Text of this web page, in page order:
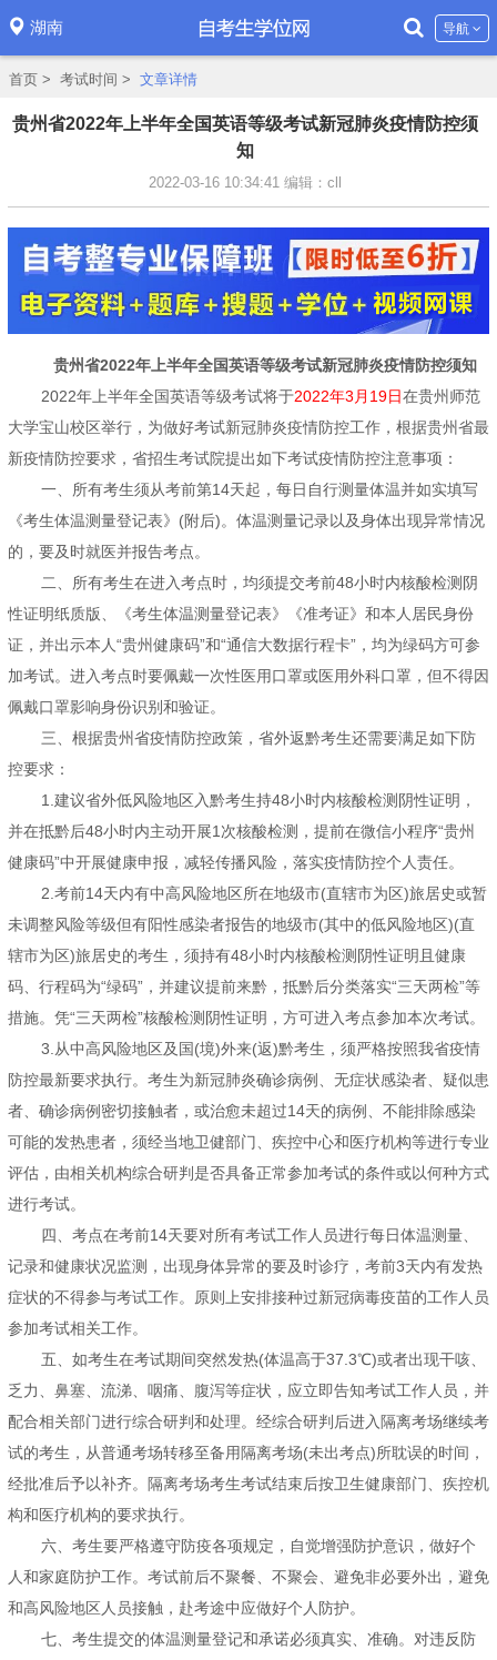
湖南 导航
首页 > 考试时间 > 文章详情
贵州省2022年上半年全国英语等级考试新冠肺炎疫情防控须
知
2022-03-16 10:34:41 编辑：cll
贵州省2022年上半年全国英语等级考试新冠肺炎疫情防控须知
2022年上半年全国英语等级考试将于2022年3月19日在贵州师范
大学宝山校区举行，为做好考试新冠肺炎疫情防控工作，根据贵州省最
新疫情防控要求，省招生考试院提出如下考试疫情防控注意事项：
一、所有考生须从考前第14天起，每日自行测量体温并如实填写
《考生体温测量登记表》(附后)。体温测量记录以及身体出现异常情况
的，要及时就医并报告考点。
二、所有考生在进入考点时，均须提交考前48小时内核酸检测阴
性证明纸质版、《考生体温测量登记表》《准考证》和本人居民身份
证，并出示本人“贵州健康码”和“通信大数据行程卡”，均为绿码方可参
加考试。进入考点时要佩戴一次性医用口罩或医用外科口罩，但不得因
佩戴口罩影响身份识别和验证。
三、根据贵州省疫情防控政策，省外返黔考生还需要满足如下防
控要求：
1.建议省外低风险地区入黔考生持48小时内核酸检测阴性证明，
并在抵黔后48小时内主动开展1次核酸检测，提前在微信小程序“贵州
健康码”中开展健康申报，减轻传播风险，落实疫情防控个人责任。
2.考前14天内有中高风险地区所在地级市(直辖市为区)旅居史或暂
未调整风险等级但有阳性感染者报告的地级市(其中的低风险地区)(直
辖市为区)旅居史的考生，须持有48小时内核酸检测阴性证明且健康
码、行程码为“绿码”，并建议提前来黔，抵黔后分类落实“三天两检”等
措施。凭“三天两检”核酸检测阴性证明，方可进入考点参加本次考试。
3.从中高风险地区及国(境)外来(返)黔考生，须严格按照我省疫情
防控最新要求执行。考生为新冠肺炎确诊病例、无症状感染者、疑似患
者、确诊病例密切接触者，或治愈未超过14天的病例、不能排除感染
可能的发热患者，须经当地卫健部门、疾控中心和医疗机构等进行专业
评估，由相关机构综合研判是否具备正常参加考试的条件或以何种方式
进行考试。
四、考点在考前14天要对所有考试工作人员进行每日体温测量、
记录和健康状况监测，出现身体异常的要及时诊疗，考前3天内有发热
症状的不得参与考试工作。原则上安排接种过新冠病毒疫苗的工作人员
参加考试相关工作。
五、如考生在考试期间突然发热(体温高于37.3℃)或者出现干咳、
乏力、鼻塞、流涕、咽痛、腹泻等症状，应立即告知考试工作人员，并
配合相关部门进行综合研判和处理。经综合研判后进入隔离考场继续考
试的考生，从普通考场转移至备用隔离考场(未出考点)所耽误的时间，
经批准后予以补齐。隔离考场考生考试结束后按卫生健康部门、疾控机
构和医疗机构的要求执行。
六、考生要严格遵守防疫各项规定，自觉增强防护意识，做好个
人和家庭防护工作。考试前后不聚餐、不聚会、避免非必要外出，避免
和高风险地区人员接触，赴考途中应做好个人防护。
七、考生提交的体温测量登记和承诺必须真实、准确。对违反防